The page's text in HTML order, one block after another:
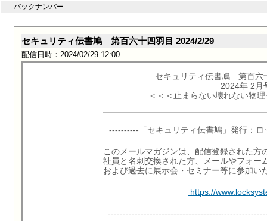
バックナンバー
セキュリティ伝書鳩 第百六十四羽目 2024/2/29
配信日時：2024/02/29 12:00